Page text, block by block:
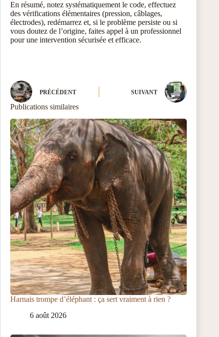
En résumé, notez systématiquement le code, effectuez
des vérifications élémentaires (pression, câblages,
électrodes), redémarrez et, si le problème persiste ou si
vous doutez de l’origine, faites appel à un professionnel
pour une intervention sécurisée et efficace.
PRÉCÉDENT SUIVANT
Publications similaires
Harnais trompe d’éléphant : ça sert vraiment à rien ?
6 août 2026